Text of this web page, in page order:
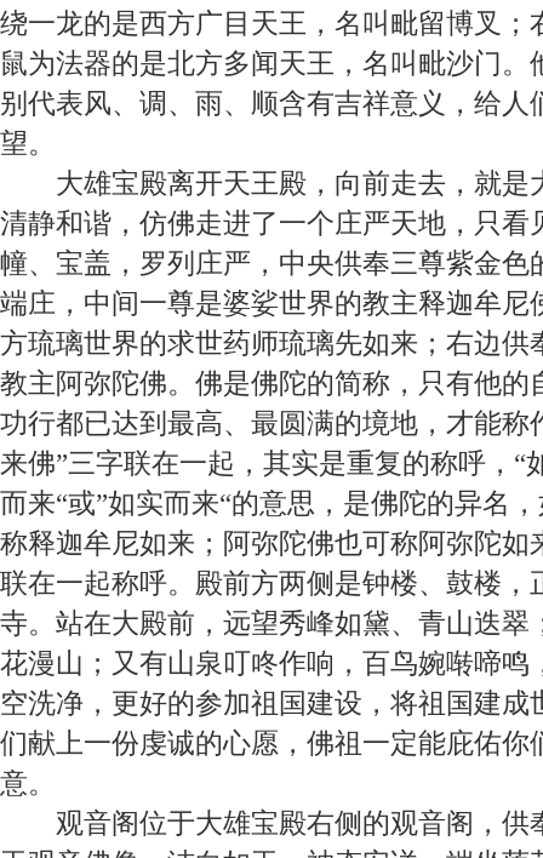
绕一龙的是西方广目天王，名叫毗留博叉；
鼠为法器的是北方多闻天王，名叫毗沙门。
别代表风、调、雨、顺含有吉祥意义，给人
望。
大雄宝殿离开天王殿，向前走去，就是
清静和谐，仿佛走进了一个庄严天地，只看
幢、宝盖，罗列庄严，中央供奉三尊紫金色
端庄，中间一尊是婆娑世界的教主释迦牟尼
方琉璃世界的求世药师琉璃先如来；右边供
教主阿弥陀佛。佛是佛陀的简称，只有他的
功行都已达到最高、最圆满的境地，才能称
来佛”三字联在一起，其实是重复的称呼，“
而来“或”如实而来“的意思，是佛陀的异名
称释迦牟尼如来；阿弥陀佛也可称阿弥陀如
联在一起称呼。殿前方两侧是钟楼、鼓楼，
寺。站在大殿前，远望秀峰如黛、青山迭翠
花漫山；又有山泉叮咚作响，百鸟婉啭啼鸣
空洗净，更好的参加祖国建设，将祖国建成
们献上一份虔诚的心愿，佛祖一定能庇佑你
意。
观音阁位于大雄宝殿右侧的观音阁，供